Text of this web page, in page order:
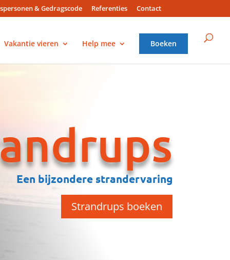
& Gedragscode Referenties Contact
Vakantie vieren Help mee Boeken
Een bijzondere strandervaring
Strandrups boeken